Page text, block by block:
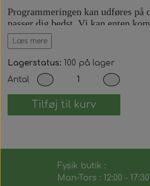
Programmeringen kan udføres på
passer dig bedst. Vi kan enten
adresse eller udføre arbejdet på
aftale.
Prisen inkluderer:
Komplet bilnøgle med
Præcis skæring af nøgleblad.
Programmering af
Programmering af
Du modtager dermed en fuldt
bilnøgle, der fungerer på samme
Læs mere
Lagerstatus: 100 på lager
Antal
Tilføj til kurv
Fysik butik :
Man-Tors : 12:00 - 17:30